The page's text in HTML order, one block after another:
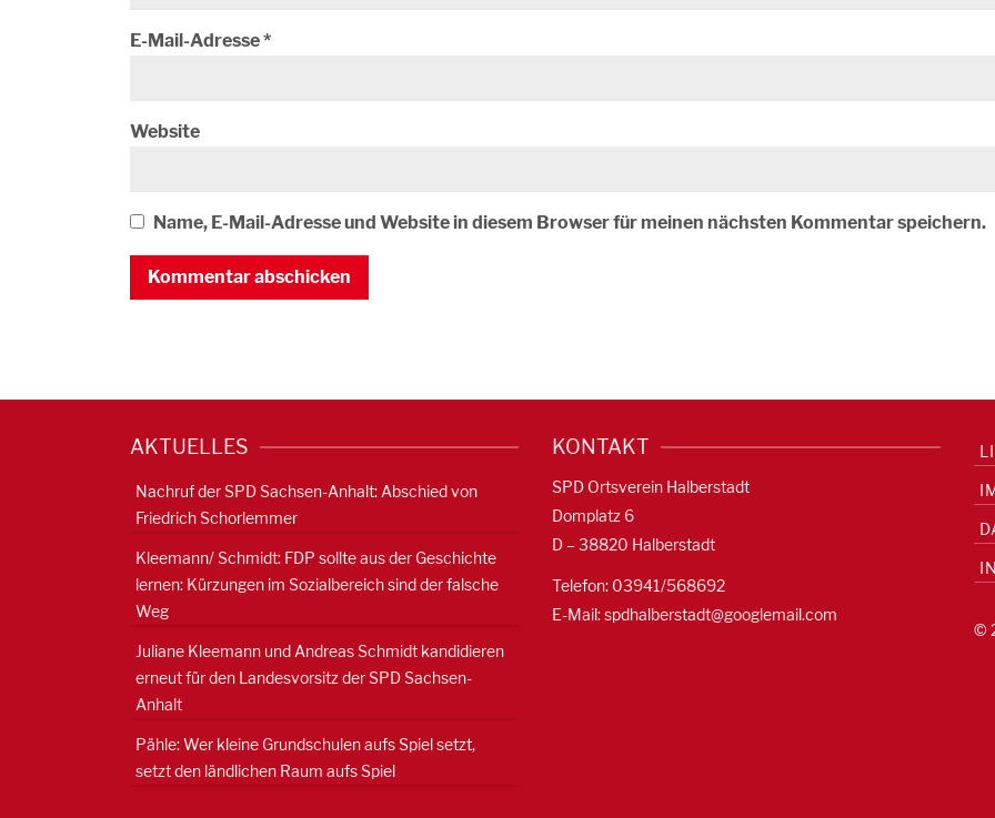
E-Mail-Adresse*
Website
Name, E-Mail-Adresse und Website in diesem Browser für meinen nächsten Kommentar speichern.
AKTUELLES
Nachruf der SPD Sachsen-Anhalt: Abschied von
Friedrich Schorlemmer
Kleemann/ Schmidt: FDP sollte aus der Geschichte
lernen: Kürzungen im Sozialbereich sind der falsche
Weg
Juliane Kleemann und Andreas Schmidt kandidieren
erneut für den Landesvorsitz der SPD Sachsen-
Anhalt
Pähle: Wer kleine Grundschulen aufs Spiel setzt,
setzt den ländlichen Raum aufs Spiel
KONTAKT
SPD Ortsverein Halberstadt
Domplatz 6
D – 38820 Halberstadt
Telefon: 03941/568692
E-Mail:spdhalberstadt@googlemail.com
©